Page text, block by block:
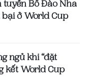
Bồ Đào Nha
ở World Cup
ngủ khi “đặt
kết World Cup